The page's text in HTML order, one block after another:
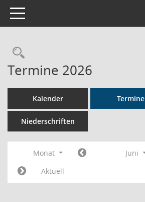
Toggle navigation
Rechercheauswahl
Termine 2026
Kalender Termine
Niederschriften
Monat Juni
Aktuell